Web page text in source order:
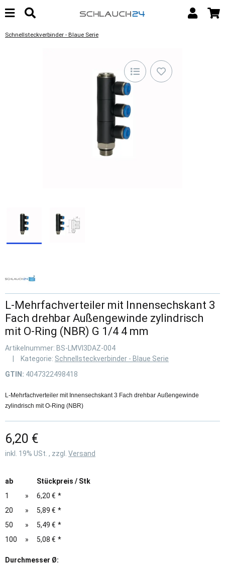
Schnellsteckverbinder - Blaue Serie
L-Mehrfachverteiler mit Innensechskant 3
Fach drehbar Außengewinde zylindrisch
mit O-Ring (NBR) G 1/4 4 mm
Artikelnummer: BS-LMVI3DAZ-004
Kategorie: Schnellsteckverbinder - Blaue Serie
GTIN: 4047322498418
L-Mehrfachverteiler mit Innensechskant 3 Fach drehbar Außengewinde
zylindrisch mit O-Ring (NBR)
6,20 €
inkl. 19% USt. , zzgl. Versand
ab
Stückpreis / Stk
1
» 6,20 € *
20
» 5,89 € *
50
» 5,49 € *
100
» 5,08 € *
Durchmesser Ø: